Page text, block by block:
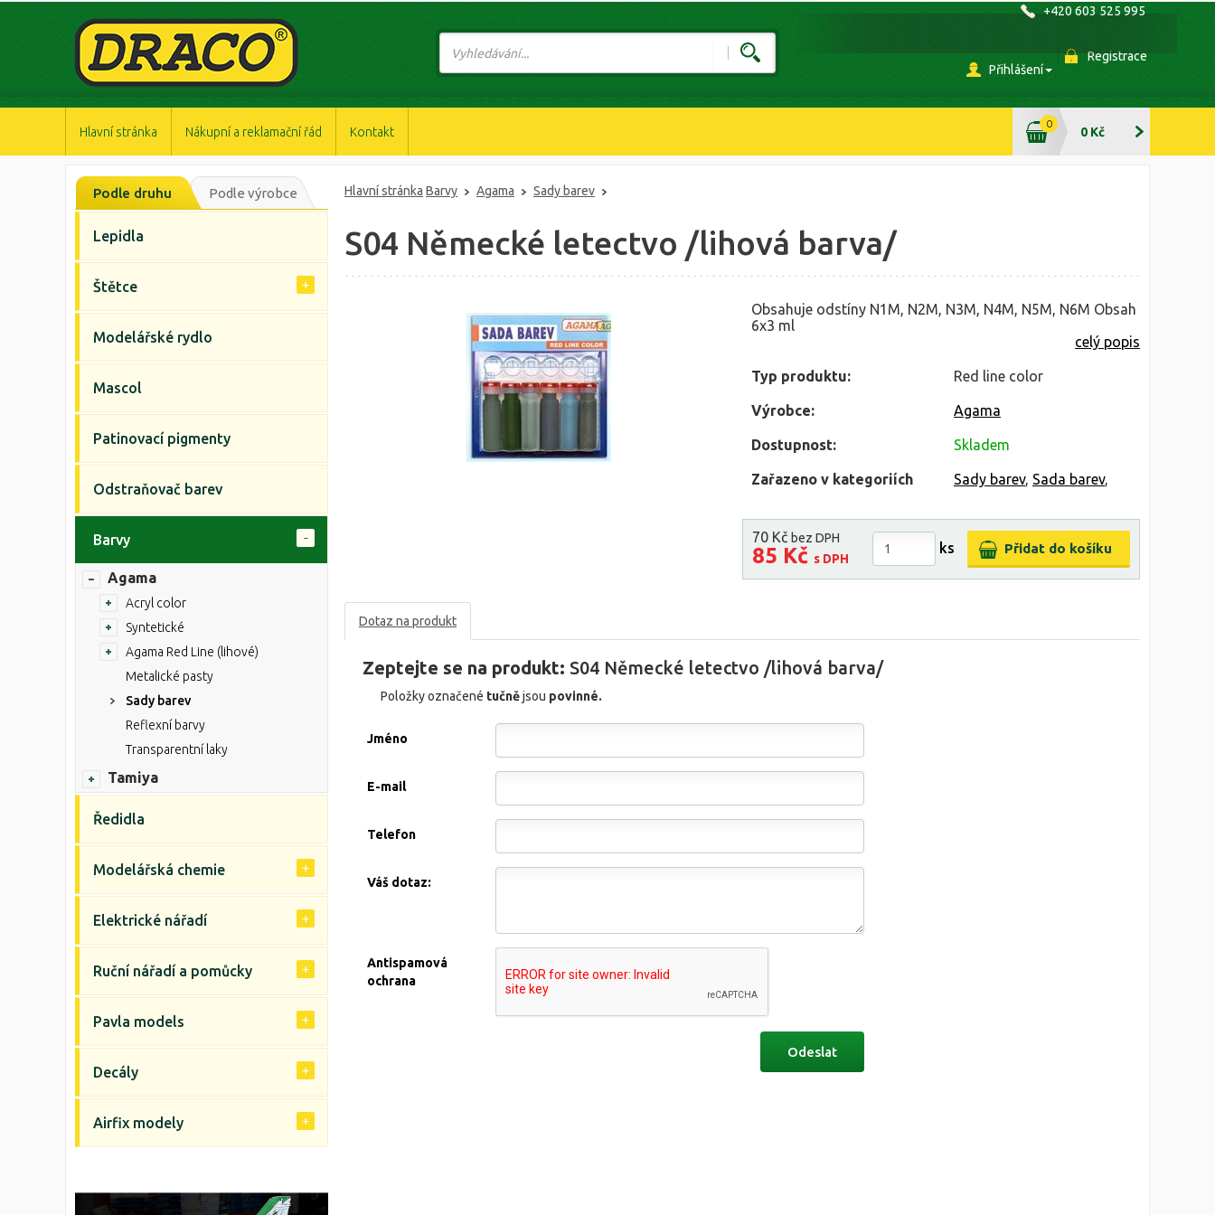
+420 603 525 995
Přihlášení
Registrace
Hlavní stránka Nákupní a reklamační řád Kontakt
0
0 Kč
Hlavní stránka Barvy Agama Sady barev
S04 Německé letectvo /lihová barva/
Obsahuje odstíny N1M, N2M, N3M, N4M, N5M, N6M Obsah
6x3 ml
celý popis
Typ produktu: Red line color
Výrobce: Agama
Dostupnost: Skladem
Zařazeno v kategoriích Sady barev, Sada barev,
70 Kč bez DPH
85 Kč s DPH
ks
Dotaz na produkt
Zeptejte se na produkt: S04 Německé letectvo /lihová barva/
Položky označené tučnějsou povinné.
Jméno
E-mail
Telefon
Váš dotaz:
Antispamová
ochrana
Podle druhu Podle výrobce
Lepidla
Štětce
Modelářské rydlo
Mascol
Patinovací pigmenty
Odstraňovač barev
Barvy
Agama
Acryl color
Syntetické
Agama Red Line (lihové)
Metalické pasty
Sady barev
Reflexní barvy
Transparentní laky
Tamiya
Ředidla
Modelářská chemie
Elektrické nářadí
Ruční nářadí a pomůcky
Pavla models
Decály
Airfix modely